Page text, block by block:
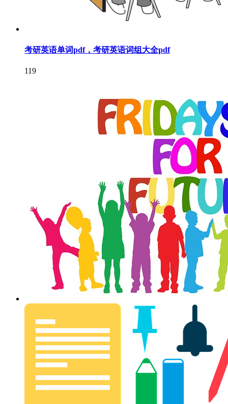
考研英语单词pdf，考研英语词组大全pdf
119